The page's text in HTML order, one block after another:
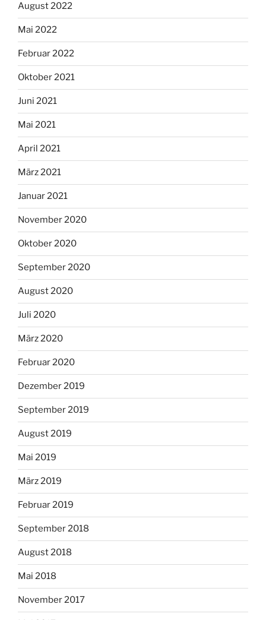
August 2022
Mai 2022
Februar 2022
Oktober 2021
Juni 2021
Mai 2021
April 2021
März 2021
Januar 2021
November 2020
Oktober 2020
September 2020
August 2020
Juli 2020
März 2020
Februar 2020
Dezember 2019
September 2019
August 2019
Mai 2019
März 2019
Februar 2019
September 2018
August 2018
Mai 2018
November 2017